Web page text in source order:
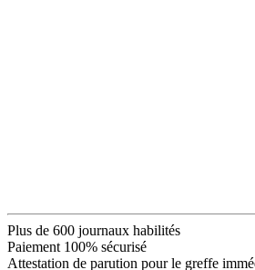
Plus de 600 journaux habilités
Paiement 100% sécurisé
Attestation de parution pour le greffe